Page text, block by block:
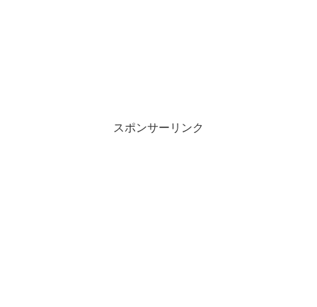
スポンサーリンク